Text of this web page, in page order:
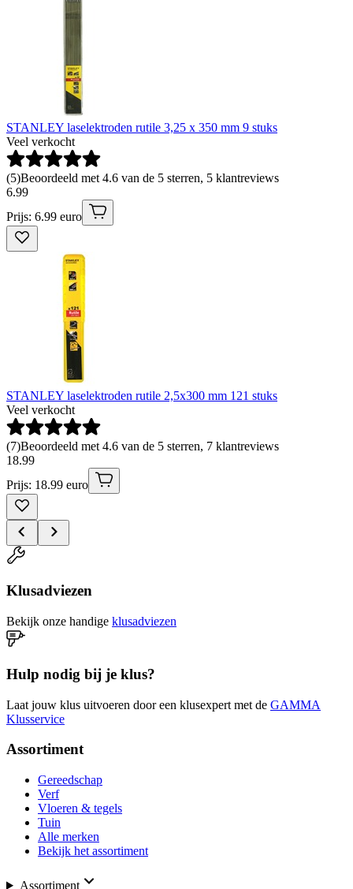
STANLEY laselektroden rutile 3,25 x 350 mm 9 stuks
Veel verkocht
(5)Beoordeeld met 4.6 van de 5 sterren, 5 klantreviews
6.99
Prijs: 6.99 euro
STANLEY laselektroden rutile 2,5x300 mm 121 stuks
Veel verkocht
(7)Beoordeeld met 4.6 van de 5 sterren, 7 klantreviews
18.99
Prijs: 18.99 euro
Klusadviezen
Bekijk onze handige klusadviezen
Hulp nodig bij je klus?
Laat jouw klus uitvoeren door een klusexpert met de GAMMA
Klusservice
Assortiment
Gereedschap
Verf
Vloeren & tegels
Tuin
Alle merken
Bekijk het assortiment
Assortiment